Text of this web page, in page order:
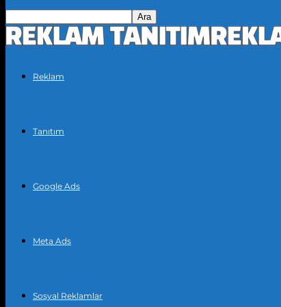
Reklam
Tanıtım
Google Ads
Meta Ads
Sosyal Reklamlar